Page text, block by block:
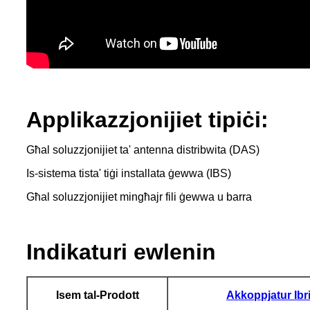
Applikazzjonijiet tipiċi:
Għal soluzzjonijiet ta' antenna distribwita (DAS)
Is-sistema tista' tiġi installata ġewwa (IBS)
Għal soluzzjonijiet mingħajr fili ġewwa u barra
Indikaturi ewlenin
Isem tal-Prodott Akkoppjatur